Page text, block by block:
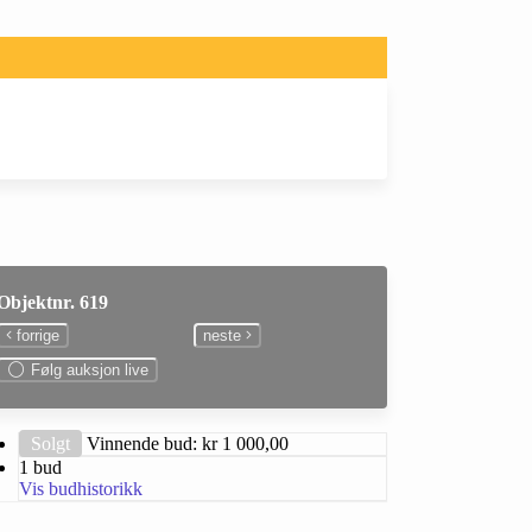
619
forrige
neste
Følg auksjon live
Solgt Vinnende bud: kr 1 000,00
1 bud
Vis budhistorikk